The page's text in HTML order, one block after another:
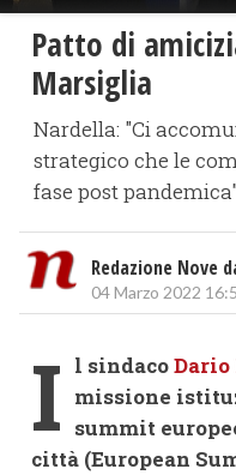
Patto di
Marsiglia
Nardella: "Ci
strategico che le
fase post pandemica"
Redazione Nove
04 Marzo 2022
I l sindaco
missione
summit
città (European